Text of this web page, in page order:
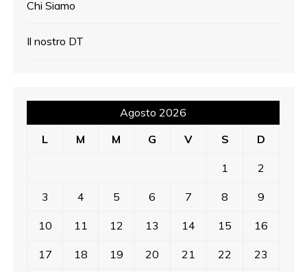
Chi Siamo
Il nostro DT
Agosto 2026
L
M M G V S D
1 2
3 4 5 6 7 8 9
10 11 12 13 14 15 16
17 18 19 20 21 22 23